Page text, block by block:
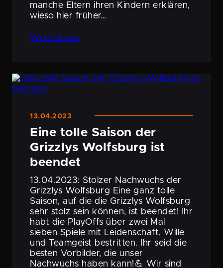
manche Eltern ihren Kindern erklären,
wieso hier früher…
Weiter­lesen
13.04.2023
Eine tolle Saison der
Grizzlys Wolfsburg ist
beendet
13.04.2023: Stolzer Nachwuchs der
Grizzlys Wolfsburg Eine ganz tolle
Saison, auf die die Grizzlys Wolfsburg
sehr stolz sein können, ist beendet! Ihr
habt die PlayOffs über zwei Mal
sieben Spiele mit Leiden­schaft, Wille
und Teamgeist bestritten. Ihr seid die
besten Vorbilder, die unser
Nachwuchs haben kann!💪 Wir sind